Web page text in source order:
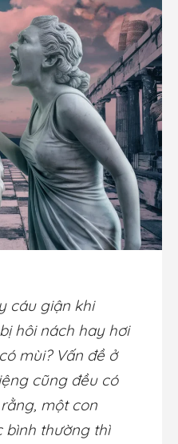
cáu giận khi
hôi nách hay hơi
mùi? Vấn đề ở
cũng đều có
một con
bình thường thì